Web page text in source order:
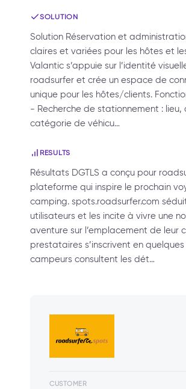
SOLUTION
Solution Réservation et
claires et variées pour les hôtes et
Valantic s’appuie sur l’identité
roadsurfer et crée un espace de
unique pour les hôtes/clients.
- Recherche de stationnement : lieu,
catégorie de véhicu…
RESULTS
Résultats DGTLS a conçu pour
plateforme qui inspire le prochain
camping. spots.roadsurfer.com
utilisateurs et les incite à vivre une
aventure sur l’emplacement de leur
prestataires s’inscrivent en quelques
campeurs consultent les dét…
CUSTOMER